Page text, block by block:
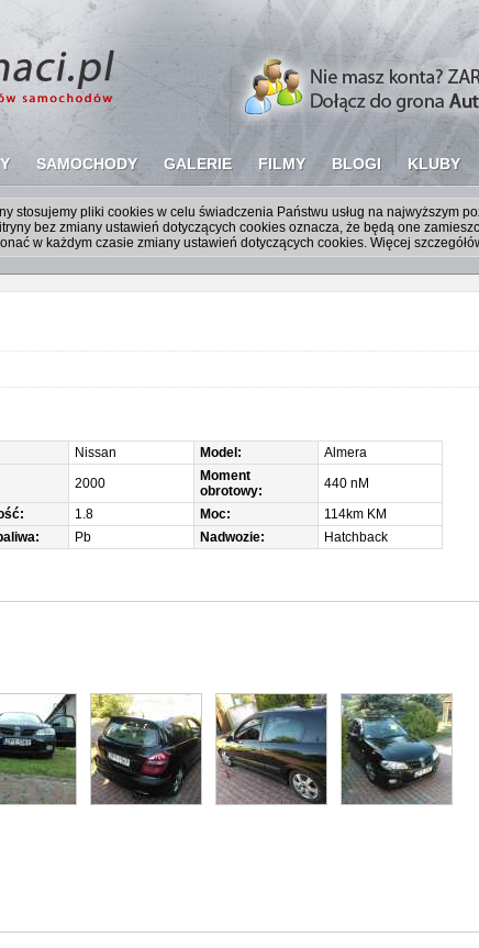
SAMOCHODY GALERIE FILMY BLOGI KLUBY
stosujemy pliki cookies w celu świadczenia Państwu usług na najwyższym
bez zmiany ustawień dotyczących cookies oznacza, że będą one
w każdym czasie zmiany ustawień dotyczących cookies. Więcej
Nissan Model:
Almera
2000
Moment
obrotowy:
440 nM
1.8 Moc:
114km KM
Pb Nadwozie: Hatchback